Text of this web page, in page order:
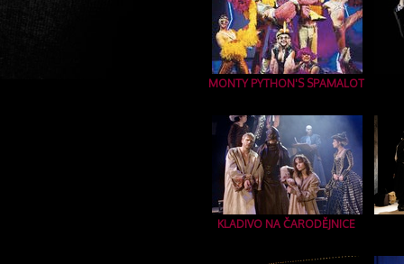
MONTY PYTHON'S SPAMALOT
KLADIVO NA ČARODĚJNICE